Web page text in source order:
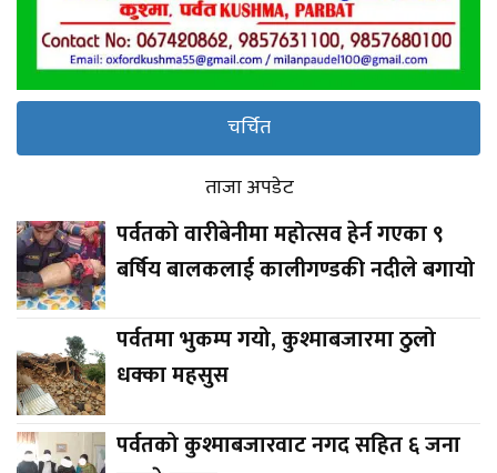
चर्चित
ताजा अपडेट
पर्वतको वारीबेनीमा महोत्सव हेर्न गएका ९
बर्षिय बालकलाई कालीगण्डकी नदीले बगायो
पर्वतमा भुकम्प गयो, कुश्माबजारमा ठुलो
धक्का महसुस
पर्वतको कुश्माबजारवाट नगद सहित ६ जना